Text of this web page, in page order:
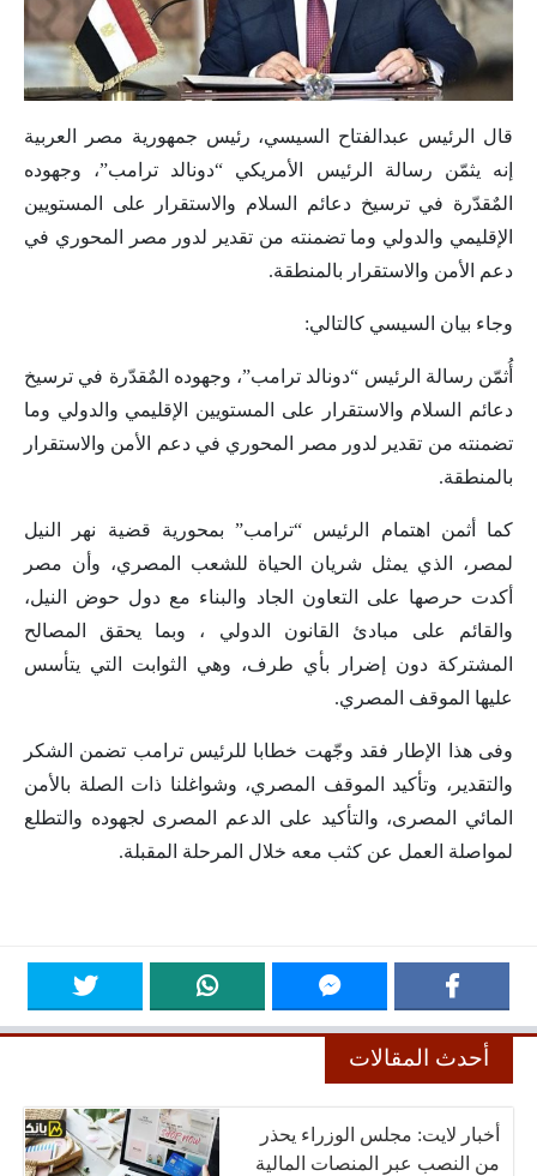
قال الرئيس عبدالفتاح السيسي، رئيس جمهورية مصر العربية
إنه يثمّن رسالة الرئيس الأمريكي “دونالد ترامب”، وجهوده
المٌقدّرة في ترسيخ دعائم السلام والاستقرار على المستويين
الإقليمي والدولي وما تضمنته من تقدير لدور مصر المحوري في
دعم الأمن والاستقرار بالمنطقة.
وجاء بيان السيسي كالتالي:
أُثمّن رسالة الرئيس “دونالد ترامب”، وجهوده المٌقدّرة في ترسيخ
دعائم السلام والاستقرار على المستويين الإقليمي والدولي وما
تضمنته من تقدير لدور مصر المحوري في دعم الأمن والاستقرار
بالمنطقة.
كما أثمن اهتمام الرئيس “ترامب” بمحورية قضية نهر النيل
لمصر، الذي يمثل شريان الحياة للشعب المصري، وأن مصر
أكدت حرصها على التعاون الجاد والبناء مع دول حوض النيل،
والقائم على مبادئ القانون الدولي ، وبما يحقق المصالح
المشتركة دون إضرار بأي طرف، وهي الثوابت التي يتأسس
عليها الموقف المصري.
وفى هذا الإطار فقد وجّهت خطابا للرئيس ترامب تضمن الشكر
والتقدير، وتأكيد الموقف المصري، وشواغلنا ذات الصلة بالأمن
المائي المصرى، والتأكيد على الدعم المصرى لجهوده والتطلع
لمواصلة العمل عن كثب معه خلال المرحلة المقبلة.
أحدث المقالات
أخبار لايت: مجلس الوزراء يحذر
من النصب عبر المنصات المالية